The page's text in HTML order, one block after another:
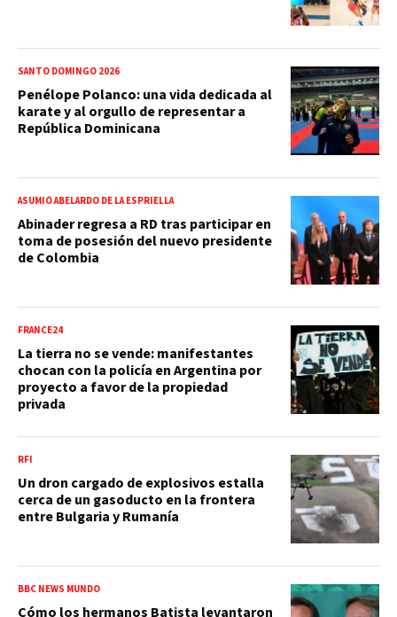
SANTO DOMINGO 2026
Penélope Polanco: una vida dedicada al
karate y al orgullo de representar a
República Dominicana
ASUMIÓ ABELARDO DE LA ESPRIELLA
Abinader regresa a RD tras participar en
toma de posesión del nuevo presidente
de Colombia
FRANCE24
La tierra no se vende: manifestantes
chocan con la policía en Argentina por
proyecto a favor de la propiedad
privada
RFI
Un dron cargado de explosivos estalla
cerca de un gasoducto en la frontera
entre Bulgaria y Rumanía
BBC NEWS MUNDO
Cómo los hermanos Batista levantaron